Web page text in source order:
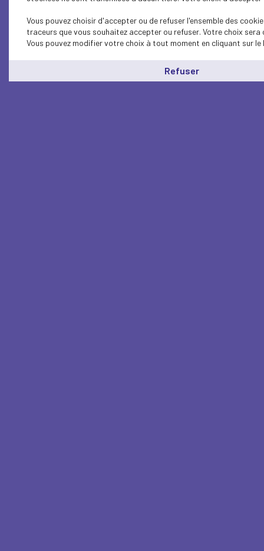
Vous pouvez choisir d'accepter ou de refuser l'ensemble des
traceurs que vous souhaitez accepter ou refuser. Votre choix
Vous pouvez modifier votre choix à tout moment en cliquant sur le
Refuser